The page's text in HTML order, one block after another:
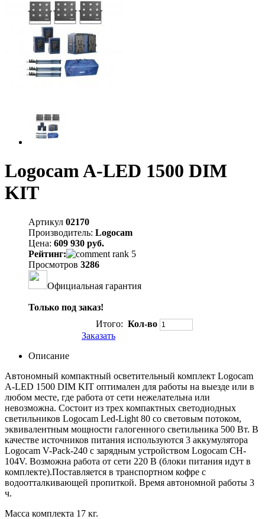
Logocam A-LED 1500 DIM
KIT
Артикул 02170
Производитель: Logocam
Цена: 609 930 руб.
Рейтинг:
Просмотров 3286
Официальная гарантия
Только под заказ!
Итого: Кол-во
Заказать
Описание
Автономный компактный осветительный комплект Logocam
A-LED 1500 DIM KIT оптимален для работы на выезде или в
любом месте, где работа от сети нежелательна или
невозможна. Состоит из трех компактных светодиодных
светильников Logocam Led-Light 80 со световым потоком,
эквивалентным мощности галогенного светильника 500 Вт. В
качестве источников питания используются 3 аккумулятора
Logocam V-Pack-240 с зарядным устройством Logocam CH-
104V. Возможна работа от сети 220 В (блоки питания идут в
комплекте).Поставляется в транспортном кофре с
водоотталкивающей пропиткой. Время автономной работы 3
ч.
Масса комплекта 17 кг.